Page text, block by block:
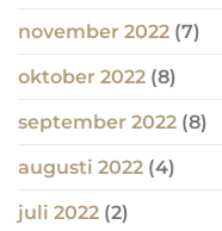
november 2022 (7)
oktober 2022 (8)
september 2022 (8)
augusti 2022 (4)
juli 2022 (2)